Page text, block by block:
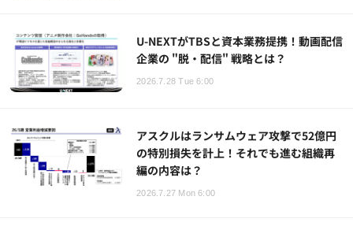
U-NEXTがTBSと資本業務提携！動画配信
企業の "脱・配信" 戦略とは？
2026.7.28 Tue 6:00
アスクルはランサムウェア攻撃で52億円
の特別損失を計上！それでも進む組織再
編の内容は？
2026.7.27 Mon 6:00